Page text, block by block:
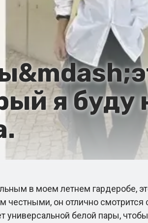
я буду
в моем летнем гардеробе,
честными, он отлично
универсальной белой пары,